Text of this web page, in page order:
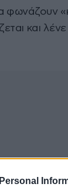
φωνάζουν
και λένε